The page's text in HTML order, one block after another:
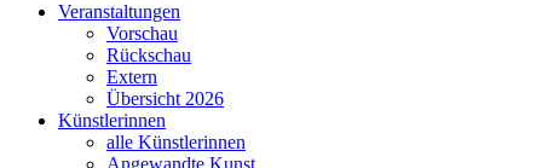
Veranstaltungen
Vorschau
Rückschau
Extern
Übersicht 2026
Künstlerinnen
alle Künstlerinnen
Angewandte Kunst